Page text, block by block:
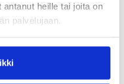
heille tai joita on
palvelujaan.